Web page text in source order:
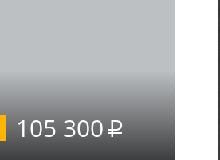
105 300